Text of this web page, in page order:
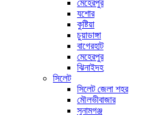
মেহেরপুর
যশোর
কুষ্টিয়া
চুয়াডাঙ্গা
বাগেরহাট
মেহেরপুর
ঝিনাইদহ
সিলেট
সিলেট জেলা শহর
মৌলভীবাজার
সুনামগঞ্জ